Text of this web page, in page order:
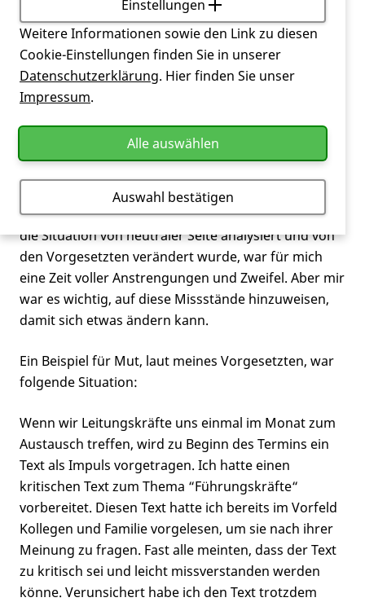
damaliger Chef im Dezember letzten Jahres zu mir
sagte, ich hätte in diesem Jahr viel Mut bewiesen.
Mut?! Irgendwie war das ein Charakterzug, den ich
mir noch nie groß zugeschrieben habe. Bin ich im
letzten Jahr besonders mutig gewesen?
Rückblickend war es sicherlich mutig, dass ich mich
auf mein Bauchgefühl verlassen und bei den
habe. Dadurch konnten diese Missstände analysiert
und verändert werden. Doch die Übergangszeit, bis
die Situation von neutraler Seite analysiert und von
den Vorgesetzten verändert wurde, war für mich
eine Zeit voller Anstrengungen und Zweifel. Aber mir
war es wichtig, auf diese Missstände hinzuweisen,
damit sich etwas ändern kann.
Ein Beispiel für Mut, laut meines Vorgesetzten, war
folgende Situation:
Wenn wir Leitungskräfte uns einmal im Monat zum
Austausch treffen, wird zu Beginn des Termins ein
Text als Impuls vorgetragen. Ich hatte einen
kritischen Text zum Thema “Führungskräfte“
vorbereitet. Diesen Text hatte ich bereits im Vorfeld
Kollegen und Familie vorgelesen, um sie nach ihrer
Meinung zu fragen. Fast alle meinten, dass der Text
zu kritisch sei und leicht missverstanden werden
könne. Verunsichert habe ich den Text trotzdem
Einstellungen
Weitere Informationen sowie den Link zu diesen
Cookie-Einstellungen finden Sie in unserer
Datenschutzerklärung. Hier finden Sie unser
Impressum.
Alle auswählen
Auswahl bestätigen